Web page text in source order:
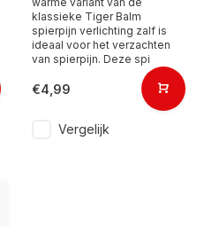
klassieke Tiger Balm
spierpijn verlichting zalf is
ideaal voor het verzachten
van spierpijn. Deze spi
€4,99
Vergelijk